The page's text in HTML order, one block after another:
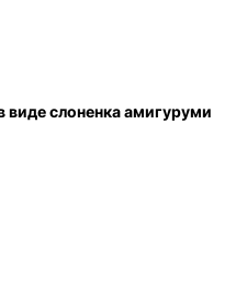
виде слоненка амигуруми